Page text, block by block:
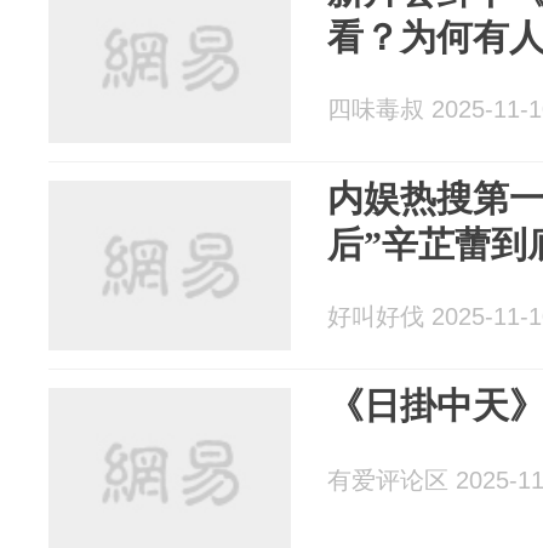
看？为何有
四味毒叔 2025-11-
内娱热搜第
后”辛芷蕾到
好叫好伐 2025-11-
《日掛中天
有爱评论区 2025-